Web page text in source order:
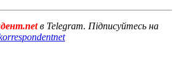
в Telegram. Підписуйтесь на